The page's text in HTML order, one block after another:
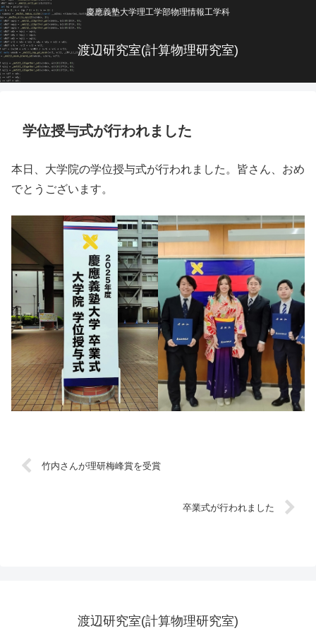
慶應義塾大学理工学部物理情報工学科
渡辺研究室(計算物理研究室)
学位授与式が行われました
本日、大学院の学位授与式が行われました。皆さん、おめ
でとうございます。
竹内さんが理研梅峰賞を受賞
卒業式が行われました
渡辺研究室(計算物理研究室)